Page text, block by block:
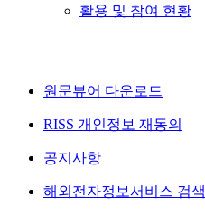
활용 및 참여 현황
원문뷰어 다운로드
RISS 개인정보 재동의
공지사항
해외전자정보서비스 검색